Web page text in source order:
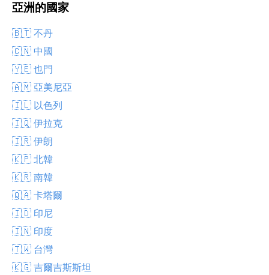
亞洲的國家
🇧🇹 不丹
🇨🇳 中國
🇾🇪 也門
🇦🇲 亞美尼亞
🇮🇱 以色列
🇮🇶 伊拉克
🇮🇷 伊朗
🇰🇵 北韓
🇰🇷 南韓
🇶🇦 卡塔爾
🇮🇩 印尼
🇮🇳 印度
🇹🇼 台灣
🇰🇬 吉爾吉斯斯坦